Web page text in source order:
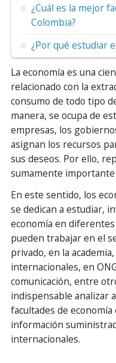
¿Cuál es la mejor
Colombia?
¿Por qué estudiar
La economía es una
relacionado con la
consumo de todo tipo
manera, se ocupa de
empresas, los
asignan los recursos
sus deseos. Por ello,
sumamente
En este sentido, los
se dedican a estudiar,
economía en
pueden trabajar en el
privado, en la
internacionales, en
comunicación, entre
indispensable analizar
facultades de
información
internacionales.